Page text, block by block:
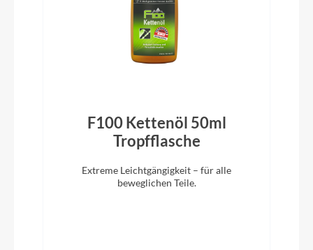
Pedale
ACID PP Trekking
Glocke
F100 Kettenöl 50ml
Tropfflasche
Extreme Leichtgängigkeit – für alle
beweglichen Teile.